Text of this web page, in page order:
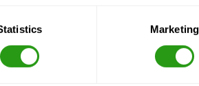
Marketing
con las normas de OPITO y con
de recopilación de pruebas y
participen con honestidad en
es especialmente importante,